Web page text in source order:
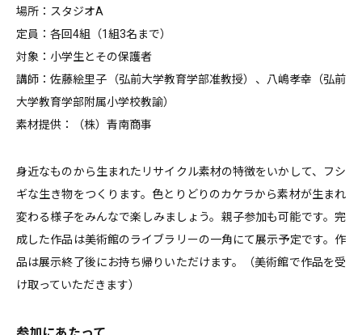
場所：スタジオA
定員：各回4組（1組3名まで）
対象：小学生とその保護者
講師：佐藤絵里子（弘前大学教育学部准教授）、八嶋孝幸（弘前
大学教育学部附属小学校教諭）
素材提供：（株）青南商事
身近なものから生まれたリサイクル素材の特徴をいかして、フシ
ギな生き物をつくります。色とりどりのカケラから素材が生まれ
変わる様子をみんなで楽しみましょう。親子参加も可能です。完
成した作品は美術館のライブラリーの一角にて展示予定です。作
品は展示終了後にお持ち帰りいただけます。（美術館で作品を受
け取っていただきます）